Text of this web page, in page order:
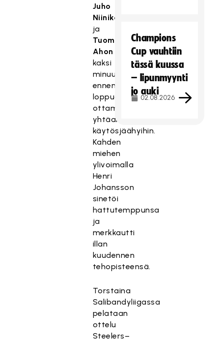
Juho
Niinikosken
ja
Tuomas
Ahon
kaksi
minuuttia
ennen
loppua
ottamiin
yhtäaikaisiin
käytösjäähyihin.
Kahden
miehen
ylivoimalla
Henri
Johansson
sinetöi
hattutemppunsa
ja
merkkautti
illan
kuudennen
tehopisteensä.
Torstaina
Salibandyliigassa
pelataan
ottelu
Steelers–
Champions
Cup vauhtiin
tässä kuussa
– lipunmyynti
jo auki
02.08.2026